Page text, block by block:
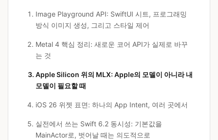
Image Playground API: SwiftUI 시트, 프로그래밍
방식 이미지 생성, 그리고 스타일 제어
Metal 4 핵심 정리: 새로운 코어 API가 실제로 바꾸
는 것
Apple Silicon 위의 MLX: Apple의 모델이 아니라 내
모델이 필요할 때
iOS 26 위젯 표면: 하나의 App Intent, 여러 곳에서
실전에서 쓰는 Swift 6.2 동시성: 기본값을
MainActor로, 벗어날 때는 의도적으로